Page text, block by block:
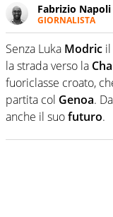
Fabrizio Napoli
GIORNALISTA
Giornalista
il calcio ma è
passioni. Cura
grande festival
Senza Luka Modric il
la strada verso la
fuoriclasse croato,
partita col Genoa.
anche il suofuturo.